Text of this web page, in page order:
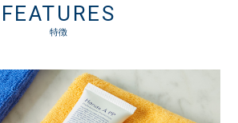
FEATURES
特徴